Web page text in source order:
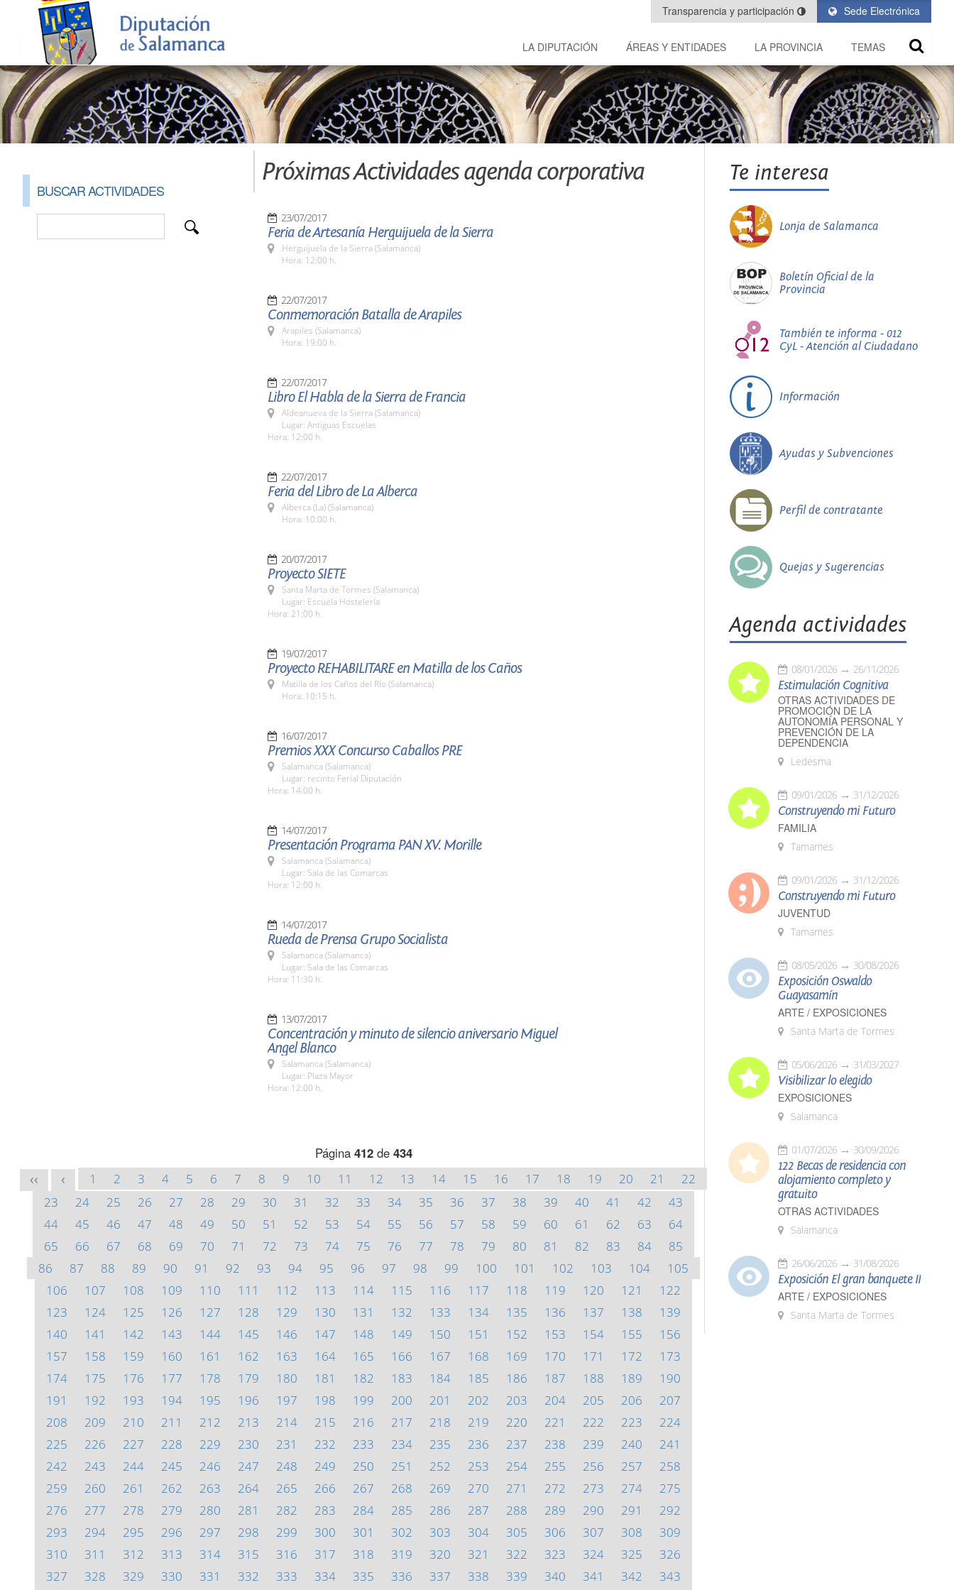
Sede Electrónica
Transparencia y participación
LA DIPUTACIÓN ÁREAS Y ENTIDADES LA PROVINCIA TEMAS
BUSCAR ACTIVIDADES
Próximas Actividades agenda corporativa
23/07/2017
Feria de Artesanía Herguijuela de la Sierra
Herguijuela de la Sierra (Salamanca)
Hora: 12:00 h.
22/07/2017
Conmemoración Batalla de Arapiles
Arapiles (Salamanca)
Hora: 19:00 h.
22/07/2017
Libro El Habla de la Sierra de Francia
Aldeanueva de la Sierra (Salamanca)
Lugar: Antiguas Escuelas
Hora: 12:00 h.
22/07/2017
Feria del Libro de La Alberca
Alberca (La) (Salamanca)
Hora: 10:00 h.
20/07/2017
Proyecto SIETE
Santa Marta de Tormes (Salamanca)
Lugar: Escuela Hostelería
Hora: 21:00 h.
19/07/2017
Proyecto REHABILITARE en Matilla de los Caños
Matilla de los Caños del Río (Salamanca)
Hora: 10:15 h.
16/07/2017
Premios XXX Concurso Caballos PRE
Salamanca (Salamanca)
Lugar: recinto Ferial Diputación
Hora: 14:00 h.
14/07/2017
Presentación Programa PAN XV. Morille
Salamanca (Salamanca)
Lugar: Sala de las Comarcas
Hora: 12:00 h.
14/07/2017
Rueda de Prensa Grupo Socialista
Salamanca (Salamanca)
Lugar: Sala de las Comarcas
Hora: 11:30 h.
13/07/2017
Concentración y minuto de silencio aniversario Miguel
Angel Blanco
Salamanca (Salamanca)
Lugar: Plaza Mayor
Hora: 12:00 h.
Página 412de 434
<< < 1 2 3 4 5 6 7 8 9 10 11 12 13 14 15 16 17 18 19 20 21
22
23
24 25 26 27 28 29 30 31 32 33 34 35 36 37 38 39 40 41 42
43
44
45 46 47 48 49 50 51 52 53 54 55 56 57 58 59 60 61 62 63
64
65
66 67 68 69 70 71 72 73 74 75 76 77 78 79 80 81 82 83 84
85
86
87 88 89 90 91 92 93 94 95 96 97 98 99 100 101 102 103 104
105
106
107 108 109 110 111 112 113 114 115 116 117 118 119 120 121
122
123
124 125 126 127 128 129 130 131 132 133 134 135 136 137 138
139
140
141 142 143 144 145 146 147 148 149 150 151 152 153 154 155
156
157
158 159 160 161 162 163 164 165 166 167 168 169 170 171 172
173
174
175 176 177 178 179 180 181 182 183 184 185 186 187 188 189
190
191
192 193 194 195 196 197 198 199 200 201 202 203 204 205 206
207
208
209 210 211 212 213 214 215 216 217 218 219 220 221 222 223
224
225
226 227 228 229 230 231 232 233 234 235 236 237 238 239 240
241
242
243 244 245 246 247 248 249 250 251 252 253 254 255 256 257
258
259
260 261 262 263 264 265 266 267 268 269 270 271 272 273 274
275
276
277 278 279 280 281 282 283 284 285 286 287 288 289 290 291
292
293
294 295 296 297 298 299 300 301 302 303 304 305 306 307 308
309
310
311 312 313 314 315 316 317 318 319 320 321 322 323 324 325
326
327
328 329 330 331 332 333 334 335 336 337 338 339 340 341 342 343
Te interesa
Lonja de Salamanca
Boletín Oficial de la
Provincia
También te informa - 012
CyL - Atención al Ciudadano
Información
Ayudas y Subvenciones
Perfil de contratante
Quejas y Sugerencias
Agenda actividades
08/01/2026 26/11/2026
Estimulación Cognitiva
OTRAS ACTIVIDADES DE
PROMOCIÓN DE LA
AUTONOMÍA PERSONAL Y
PREVENCIÓN DE LA
DEPENDENCIA
Ledesma
09/01/2026 31/12/2026
Construyendo mi Futuro
FAMILIA
Tamames
09/01/2026 31/12/2026
Construyendo mi Futuro
JUVENTUD
Tamames
08/05/2026 30/08/2026
Exposición Oswaldo
Guayasamín
ARTE / EXPOSICIONES
Santa Marta de Tormes
05/06/2026 31/03/2027
Visibilizar lo elegido
EXPOSICIONES
Salamanca
01/07/2026 30/09/2026
122 Becas de residencia con
alojamiento completo y
gratuito
OTRAS ACTIVIDADES
Salamanca
26/06/2026 31/08/2026
Exposición El gran banquete II
ARTE / EXPOSICIONES
Santa Marta de Tormes